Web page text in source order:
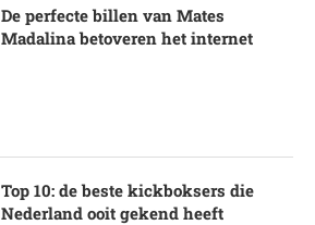
De perfecte billen van Mates
Madalina betoveren het internet
Top 10: de beste kickboksers die
Nederland ooit gekend heeft